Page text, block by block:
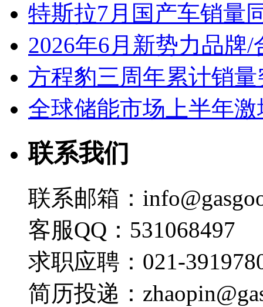
特斯拉7月国产车销量
2026年6月新势力品牌
方程豹三周年累计销
全球储能市场上半年激
联系我们
联系邮箱：
客服QQ：531068497
求职应聘：021-
简历投递：